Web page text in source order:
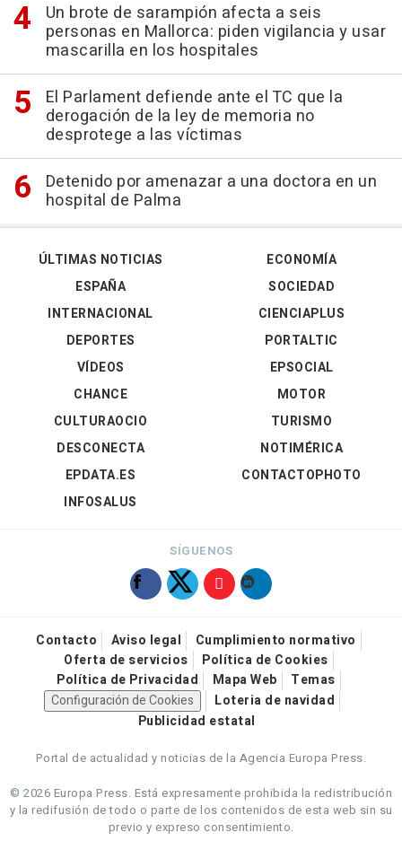
Un brote de sarampión afecta a seis
personas en Mallorca: piden vigilancia y usar
mascarilla en los hospitales
El Parlament defiende ante el TC que la
derogación de la ley de memoria no
desprotege a las víctimas
Detenido por amenazar a una doctora en un
hospital de Palma
ÚLTIMAS NOTICIAS
ESPAÑA
INTERNACIONAL
DEPORTES
VÍDEOS
ECONOMÍA
SOCIEDAD
CIENCIAPLUS
PORTALTIC
EPSOCIAL
CHANCE
CULTURAOCIO
DESCONECTA
EPDATA.ES
INFOSALUS
MOTOR
TURISMO
NOTIMÉRICA
CONTACTOPHOTO
SÍGUENOS
Contacto Aviso legal
Cumplimiento normativo
Oferta de servicios
Política de Cookies
Política de Privacidad
Mapa Web
Temas
Configuración de Cookies
Loteria de navidad
Publicidad estatal
Portal de actualidad y noticias de la Agencia Europa Press.
© 2026 Europa Press. Está expresamente prohibida la redistribución
y la redifusión de todo o parte de los contenidos de esta web sin su
previo y expreso consentimiento.